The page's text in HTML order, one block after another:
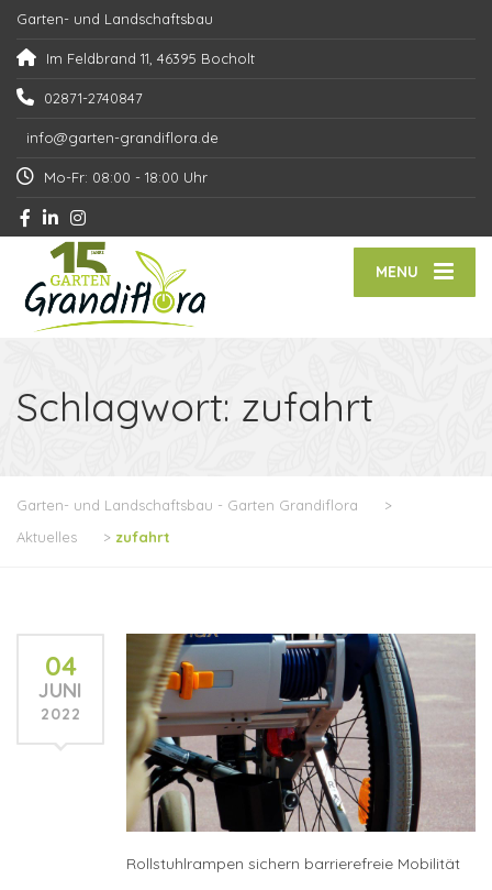
Garten- und Landschaftsbau
Im Feldbrand 11, 46395 Bocholt
02871-2740847
info@garten-grandiflora.de
Mo-Fr: 08:00 - 18:00 Uhr
MENU
Schlagwort: zufahrt
Garten- und Landschaftsbau - Garten Grandiflora
>
Aktuelles
> zufahrt
04
JUNI
2022
Rollstuhlrampen sichern barrierefreie Mobilität